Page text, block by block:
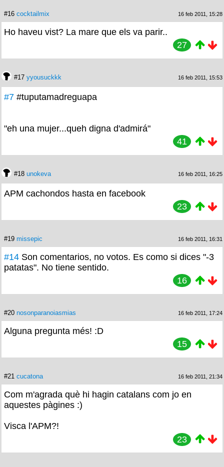
#16 cocktailmix 16 feb 2011, 15:28
Ho haveu vist? La mare que els va parir..
27
#17 yyousuckkk 16 feb 2011, 15:53
#7 #tuputamadreguapa
"eh una mujer...queh digna d'admirá"
41
#18 unokeva 16 feb 2011, 16:25
APM cachondos hasta en facebook
23
#19 missepic 16 feb 2011, 16:31
#14 Son comentarios, no votos. Es como si dices "-3
patatas". No tiene sentido.
16
#20 nosonparanoiasmias 16 feb 2011, 17:24
Alguna pregunta més! :D
15
#21 cucatona 16 feb 2011, 21:34
Com m'agrada què hi hagin catalans com jo en
aquestes pàgines :)
Visca l'APM?!
23